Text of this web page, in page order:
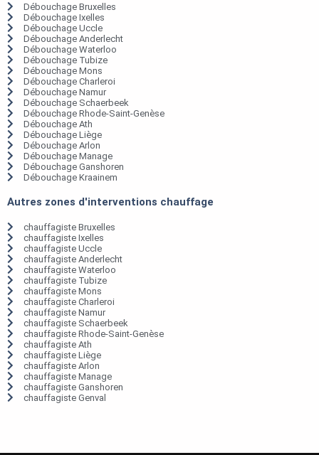
Débouchage Bruxelles
Débouchage Ixelles
Débouchage Uccle
Débouchage Anderlecht
Débouchage Waterloo
Débouchage Tubize
Débouchage Mons
Débouchage Charleroi
Débouchage Namur
Débouchage Schaerbeek
Débouchage Rhode-Saint-Genèse
Débouchage Ath
Débouchage Liège
Débouchage Arlon
Débouchage Manage
Débouchage Ganshoren
Débouchage Kraainem
Autres zones d'interventions chauffage
chauffagiste Bruxelles
chauffagiste Ixelles
chauffagiste Uccle
chauffagiste Anderlecht
chauffagiste Waterloo
chauffagiste Tubize
chauffagiste Mons
chauffagiste Charleroi
chauffagiste Namur
chauffagiste Schaerbeek
chauffagiste Rhode-Saint-Genèse
chauffagiste Ath
chauffagiste Liège
chauffagiste Arlon
chauffagiste Manage
chauffagiste Ganshoren
chauffagiste Genval